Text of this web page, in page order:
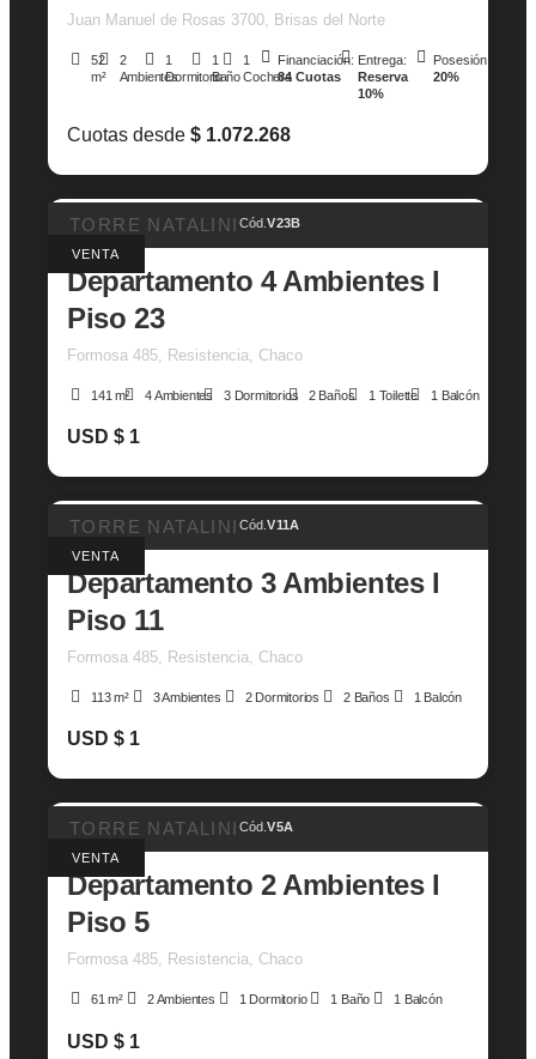
Juan Manuel de Rosas 3700, Brisas del Norte
52
m²
2
Ambientes
1
Dormitorio
1
Baño
1
Cochera
Financiación:
84 Cuotas
Entrega:
Reserva
10%
Posesión:
20%
Cuotas desde $ 1.072.268
TORRE NATALINI Cód.V23B
VENTA
Departamento 4 Ambientes I
Piso 23
Formosa 485, Resistencia, Chaco
141 m² 4 Ambientes 3 Dormitorios 2 Baños 1 Toilette 1 Balcón
USD $ 1
TORRE NATALINI Cód.V11A
VENTA
Departamento 3 Ambientes I
Piso 11
Formosa 485, Resistencia, Chaco
113 m² 3 Ambientes 2 Dormitorios 2 Baños 1 Balcón
USD $ 1
TORRE NATALINI Cód.V5A
VENTA
Departamento 2 Ambientes I
Piso 5
Formosa 485, Resistencia, Chaco
61 m² 2 Ambientes 1 Dormitorio 1 Baño 1 Balcón
USD $ 1